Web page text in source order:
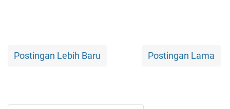
Postingan Lebih Baru Postingan Lama